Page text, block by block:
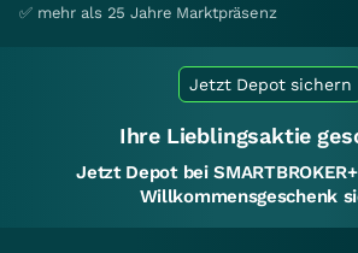
✅ mehr als 25 Jahre Marktpräsenz
Jetzt Depot sichern
Ihre Lieblingsaktie
Jetzt Depot bei
Willkommensgeschenk